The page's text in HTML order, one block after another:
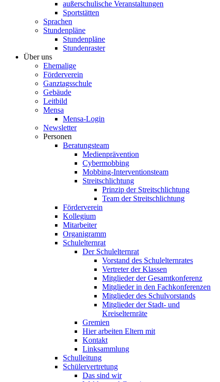
außerschulische Veranstaltungen
Sportstätten
Sprachen
Stundenpläne
Stundenpläne
Stundenraster
Über uns
Ehemalige
Förderverein
Ganztagsschule
Gebäude
Leitbild
Mensa
Mensa-Login
Newsletter
Personen
Beratungsteam
Medienprävention
Cybermobbing
Mobbing-Interventionsteam
Streitschlichtung
Prinzip der Streitschlichtung
Team der Streitschlichtung
Förderverein
Kollegium
Mitarbeiter
Organigramm
Schulelternrat
Der Schulelternrat
Vorstand des Schulelternrates
Vertreter der Klassen
Mitglieder der Gesamtkonferenz
Mitglieder in den Fachkonferenzen
Mitglieder des Schulvorstands
Mitglieder der Stadt- und
Kreiselternräte
Gremien
Hier arbeiten Eltern mit
Kontakt
Linksammlung
Schulleitung
Schülervertretung
Das sind wir